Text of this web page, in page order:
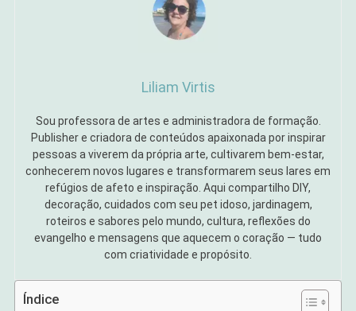
Liliam Virtis
Sou professora de artes e administradora de formação.
Publisher e criadora de conteúdos apaixonada por inspirar
pessoas a viverem da própria arte, cultivarem bem-estar,
conhecerem novos lugares e transformarem seus lares em
refúgios de afeto e inspiração. Aqui compartilho DIY,
decoração, cuidados com seu pet idoso, jardinagem,
roteiros e sabores pelo mundo, cultura, reflexões do
evangelho e mensagens que aquecem o coração — tudo
com criatividade e propósito.
Índice